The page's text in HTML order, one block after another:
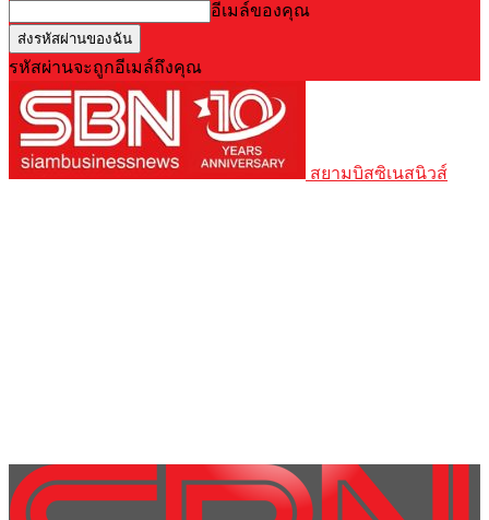
อีเมล์ของคุณ
รหัสผ่านจะถูกอีเมล์ถึงคุณ
สยามบิสซิเนสนิวส์